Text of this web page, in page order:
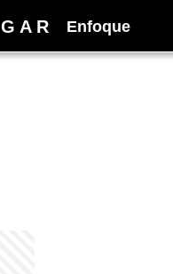
G A R Enfoque